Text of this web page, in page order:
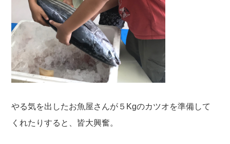
やる気を出したお魚屋さんが５Kgのカツオを準備して
くれたりすると、皆大興奮。